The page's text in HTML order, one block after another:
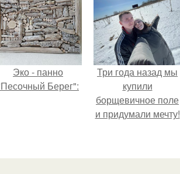
Эко - панно
Берег":
Три года назад мы
купили
борщевичное поле
и придумали мечту!